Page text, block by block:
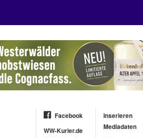
Facebook
WW-Kurier.de
Inserieren
Mediadaten